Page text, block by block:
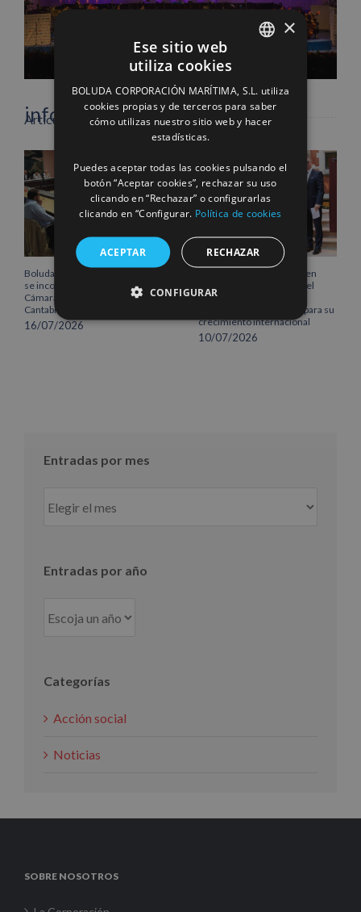
info heading
info content
PinterestCorreo
electrónico
Artículos relacionados
Boluda Corporación Marítima
se incorpora al Pleno de la
Cámara de Comercio de
Cantabria
16/07/2026
Boluda inaugura su sede en
Róterdam, consolidando el
norte de Europa como un
centro estratégico clave para su
crecimiento internacional
10/07/2026
Entradas por mes
por
Entradas por año
Categorías
Acción social
Noticias
SOBRE NOSOTROS
ENGLISH
FRENCH
×
Ese sitio web
utiliza cookies
BOLUDA CORPORACIÓN MARÍTIMA, S.L. utiliza
cookies propias y de terceros para saber
cómo utilizas nuestro sitio web y hacer
estadísticas.
Puedes aceptar todas las cookies pulsando el
botón “Aceptar cookies”, rechazar su uso
clicando en “Rechazar” o configurarlas
clicando en “Configurar. Política de cookies
ACEPTAR RECHAZAR
CONFIGURAR